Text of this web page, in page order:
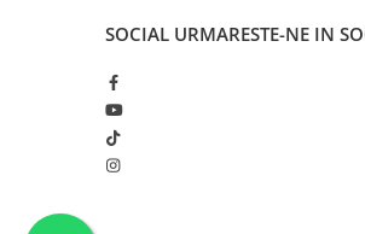
SOCIAL URMARESTE-NE IN